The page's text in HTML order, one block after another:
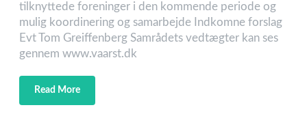
tilknyttede foreninger i den kommende periode og
mulig koordinering og samarbejde Indkomne forslag
Evt Tom Greiffenberg Samrådets vedtægter kan ses
gennem www.vaarst.dk
Read More